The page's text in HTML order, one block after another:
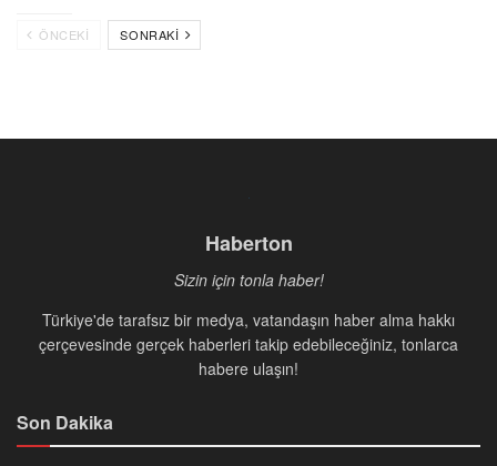
ÖNCEKI SONRAKI
Haberton
Sizin için tonla haber!
Türkiye'de tarafsız bir medya, vatandaşın haber alma hakkı
çerçevesinde gerçek haberleri takip edebileceğiniz, tonlarca
habere ulaşın!
Son Dakika